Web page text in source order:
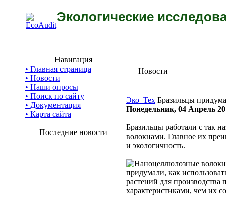
Экологические
Навигация
• Главная страница
• Новости
• Наши опросы
• Поиск по сайту
• Документация
• Карта сайта
Последние новости
Новости
Эко_Тех Бразильцы
Понедельник, 04 Апрель
Бразильцы работали с так
волокнами. Главное их
и экологичность.
придумали, как
растений для
характеристиками, чем их